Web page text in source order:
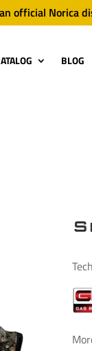
official Norica
BLOG